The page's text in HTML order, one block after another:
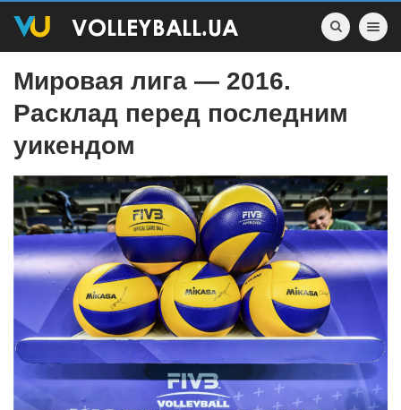
Toggle
Мировая лига — 2016.
Расклад перед последним
уикендом